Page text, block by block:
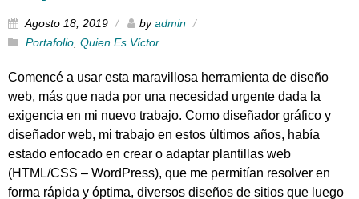
Agosto 18, 2019 byadmin
Portafolio Quien Es Víctor
Comencé a usar esta maravillosa herramienta de diseño
web, más que nada por una necesidad urgente dada la
exigencia en mi nuevo trabajo. Como diseñador gráfico y
diseñador web, mi trabajo en estos últimos años, había
estado enfocado en crear o adaptar plantillas web
(HTML/CSS – WordPress), que me permitían resolver en
forma rápida y óptima, diversos diseños de sitios que luego